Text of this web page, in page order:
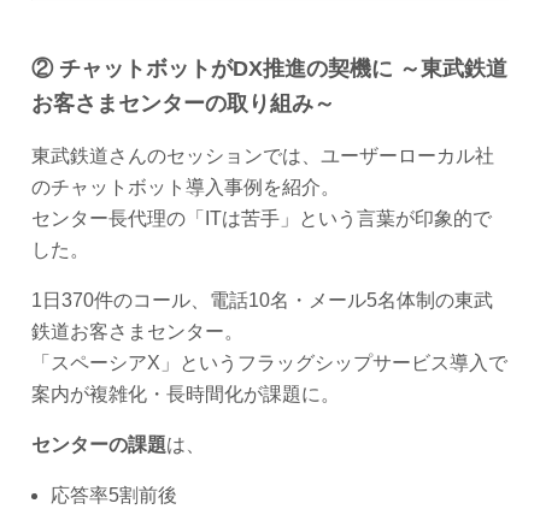
② チャットボットがDX推進の契機に ～東武鉄道
お客さまセンターの取り組み～
東武鉄道さんのセッションでは、ユーザーローカル社
のチャットボット導入事例を紹介。
センター長代理の「ITは苦手」という言葉が印象的で
した。
1日370件のコール、電話10名・メール5名体制の東武
鉄道お客さまセンター。
「スペーシアX」というフラッグシップサービス導入で
案内が複雑化・長時間化が課題に。
センターの課題は、
応答率5割前後